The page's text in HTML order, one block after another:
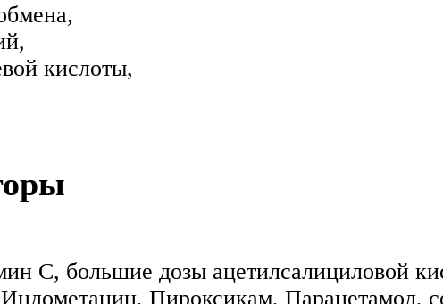
кислоты,
С, большие дозы ацетилсалициловой
Пироксикам, Парацетамол,